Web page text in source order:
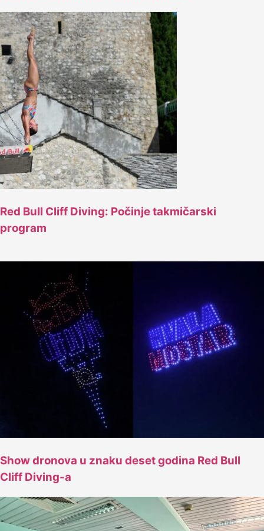
Red Bull Cliff Diving: Počinje takmičarski
program
Show dronova u znaku deset godina Red Bull
Cliff Diving-a